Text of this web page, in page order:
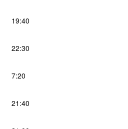
19:40
22:30
7:20
21:40